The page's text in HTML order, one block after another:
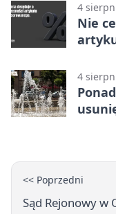
4
Nie
4
<< Poprzedni
Sąd Rejonowy w